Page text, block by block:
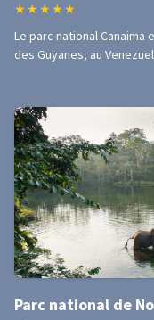
★ ★ ★ ★ ★
Le parc national Canaima
des Guyanes, au
Parc national de